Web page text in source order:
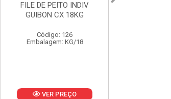
HAMBURGUER BOVINO
PERDIGAO CX 2,016KG
Código: 1263
Embalagem: CX/1
VER PREÇO